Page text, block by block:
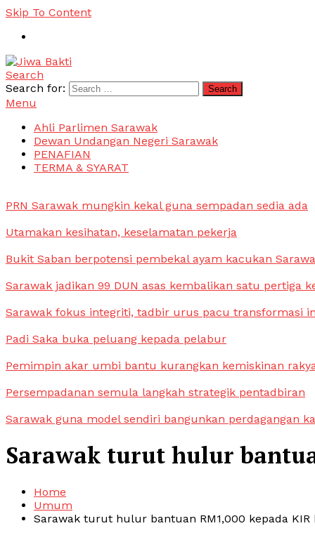
Skip To Content
Jiwa Bakti
Suara PBB Sarawak
Search
Search for:
Menu
Ahli Parlimen Sarawak
Dewan Undangan Negeri Sarawak
PENAFIAN
TERMA & SYARAT
PRN Sarawak mungkin kekal guna sempadan sedia ada
Utamakan kesihatan, keselamatan pekerja
Bukit Saban berpotensi pembekal ayam kacukan
Sarawak jadikan 99 DUN asas kembalikan satu pertiga
Sarawak fokus integriti, tadbir urus pacu transformasi
Padi Saka buka peluang kepada pelabur
Pemimpin akar umbi bantu kurangkan kemiskinan
Persempadanan semula langkah strategik pentadbiran
Sarawak guna model sendiri bangunkan perdagangan
Sarawak turut hulur
Home
Umum
Sarawak turut hulur bantuan RM1,000 kepada KIR